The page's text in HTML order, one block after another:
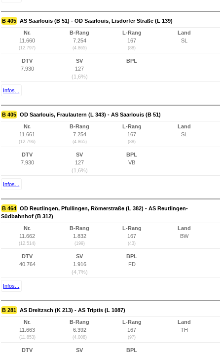
B 405 AS Saarlouis (B 51) - OD Saarlouis, Lisdorfer Straße (L 139)
Nr.
11.660
(12.797)
B-Rang
7.254
(4.865)
L-Rang
167
(88)
Land
SL
DTV
7.930
SV
127
(1,6%)
BPL
Infos...
B 405 OD Saarlouis, Fraulautern (L 343) - AS Saarlouis (B 51)
Nr.
11.661
(12.796)
B-Rang
7.254
(4.865)
L-Rang
167
(88)
Land
SL
DTV
7.930
SV
127
(1,6%)
BPL
VB
Infos...
B 464 OD Reutlingen, Pfullingen, Römerstraße (L 382) - AS Reutlingen-
Südbahnhof (B 312)
Nr.
11.662
(12.514)
B-Rang
1.832
(199)
L-Rang
167
(43)
Land
BW
DTV
40.764
SV
1.916
(4,7%)
BPL
FD
Infos...
B 281 AS Dreitzsch (K 213) - AS Triptis (L 1087)
Nr.
11.663
(11.853)
B-Rang
6.392
(4.008)
L-Rang
167
(97)
Land
TH
DTV
SV
BPL